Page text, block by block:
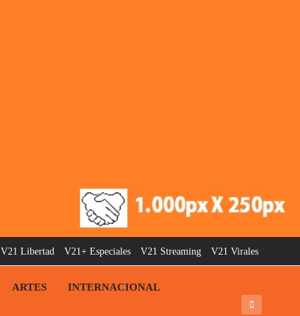
V21 Libertad V21+ Especiales V21 Streaming V21 Virales
ARTES INTERNACIONAL